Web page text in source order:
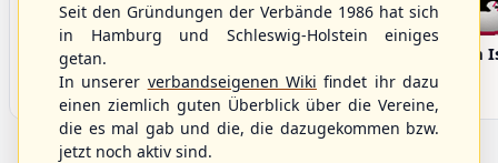
Bargenstedt
Beavers
Fehmarn
Seit den Gründungen der Verbände 1986 hat sich
in Hamburg und Schleswig-Holstein einiges
getan.
In unserer verbandseigenen Wiki findet ihr dazu
einen ziemlich guten Überblick über die Vereine,
die es mal gab und die, die dazugekommen bzw.
jetzt noch aktiv sind.